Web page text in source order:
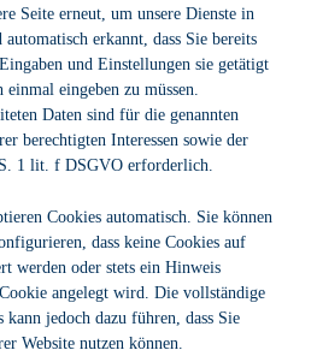
Seite erneut, um unsere Dienste in
erkannt, dass Sie bereits
und Einstellungen sie getätigt
eingeben zu müssen.
Daten sind für die genannten
berechtigten Interessen sowie der
1 lit. f DSGVO erforderlich.
Cookies automatisch. Sie können
dass keine Cookies auf
werden oder stets ein Hinweis
angelegt wird. Die vollständige
jedoch dazu führen, dass Sie
Website nutzen können.